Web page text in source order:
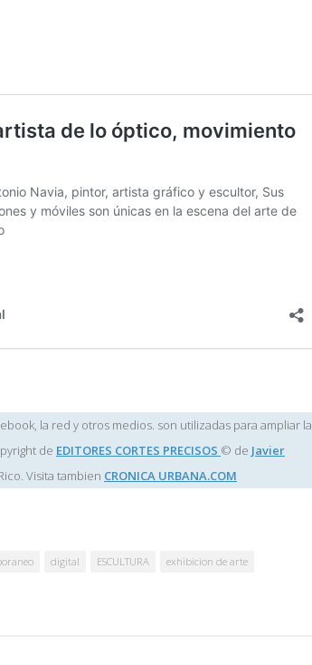
la red y otros medios. son utilizadas para ampliar la
de EDITORES CORTES PRECISOS © de Javier
Visita tambien CRONICA URBANA.COM
digital ESCULTURA
exhibicion de arte